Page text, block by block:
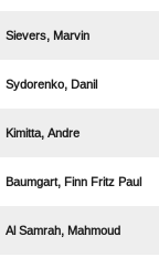
 
 
 
   
  